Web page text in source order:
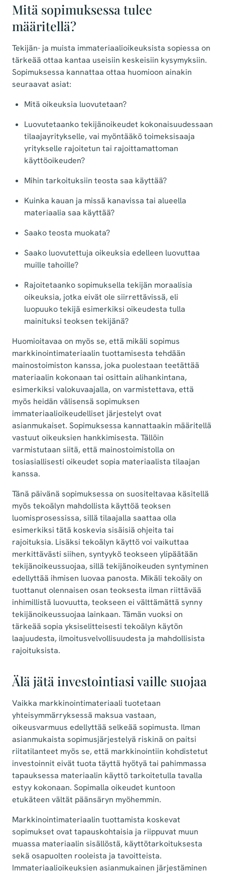
Mitä sopimuksessa tulee
määritellä?
Tekijän- ja muista immateriaalioikeuksista sopiessa on
tärkeää ottaa kantaa useisiin keskeisiin kysymyksiin.
Sopimuksessa kannattaa ottaa huomioon ainakin
seuraavat asiat:
Mitä oikeuksia luovutetaan?
Luovutetaanko tekijänoikeudet kokonaisuudessaan
tilaajayritykselle, vai myöntääkö toimeksisaaja
yritykselle rajoitetun tai rajoittamattoman
käyttöoikeuden?
Mihin tarkoituksiin teosta saa käyttää?
Kuinka kauan ja missä kanavissa tai alueella
materiaalia saa käyttää?
Saako teosta muokata?
Saako luovutettuja oikeuksia edelleen luovuttaa
muille tahoille?
Rajoitetaanko sopimuksella tekijän moraalisia
oikeuksia, jotka eivät ole siirrettävissä, eli
luopuuko tekijä esimerkiksi oikeudesta tulla
mainituksi teoksen tekijänä?
Huomioitavaa on myös se, että mikäli sopimus
markkinointimateriaalin tuottamisesta tehdään
mainostoimiston kanssa, joka puolestaan teetättää
materiaalin kokonaan tai osittain alihankintana,
esimerkiksi valokuvaajalla, on varmistettava, että
myös heidän välisensä sopimuksen
immateriaalioikeudelliset järjestelyt ovat
asianmukaiset. Sopimuksessa kannattaakin määritellä
vastuut oikeuksien hankkimisesta. Tällöin
varmistutaan siitä, että mainostoimistolla on
tosiasiallisesti oikeudet sopia materiaalista tilaajan
kanssa.
Tänä päivänä sopimuksessa on suositeltavaa käsitellä
myös tekoälyn mahdollista käyttöä teoksen
luomisprosessissa, sillä tilaajalla saattaa olla
esimerkiksi tätä koskevia sisäisiä ohjeita tai
rajoituksia. Lisäksi tekoälyn käyttö voi vaikuttaa
merkittävästi siihen, syntyykö teokseen ylipäätään
tekijänoikeussuojaa, sillä tekijänoikeuden syntyminen
edellyttää ihmisen luovaa panosta. Mikäli tekoäly on
tuottanut olennaisen osan teoksesta ilman riittävää
inhimillistä luovuutta, teokseen ei välttämättä synny
tekijänoikeussuojaa lainkaan. Tämän vuoksi on
tärkeää sopia yksiselitteisesti tekoälyn käytön
laajuudesta, ilmoitusvelvollisuudesta ja mahdollisista
rajoituksista.
Älä jätä investointiasi vaille suojaa
Vaikka markkinointimateriaali tuotetaan
yhteisymmärryksessä maksua vastaan,
oikeusvarmuus edellyttää selkeää sopimusta. Ilman
asianmukaista sopimusjärjestelyä riskinä on paitsi
riitatilanteet myös se, että markkinointiin kohdistetut
investoinnit eivät tuota täyttä hyötyä tai pahimmassa
tapauksessa materiaalin käyttö tarkoitetulla tavalla
estyy kokonaan. Sopimalla oikeudet kuntoon
etukäteen vältät päänsäryn myöhemmin.
Markkinointimateriaalin tuottamista koskevat
sopimukset ovat tapauskohtaisia ja riippuvat muun
muassa materiaalin sisällöstä, käyttötarkoituksesta
sekä osapuolten rooleista ja tavoitteista.
Immateriaalioikeuksien asianmukainen järjestäminen